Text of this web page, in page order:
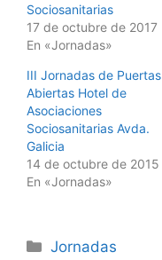
Sociosanitarias
17 de octubre de 2017
En «Jornadas»
III Jornadas de Puertas
Abiertas Hotel de
Asociaciones
Sociosanitarias Avda.
Galicia
14 de octubre de 2015
En «Jornadas»
Categorías
Jornadas